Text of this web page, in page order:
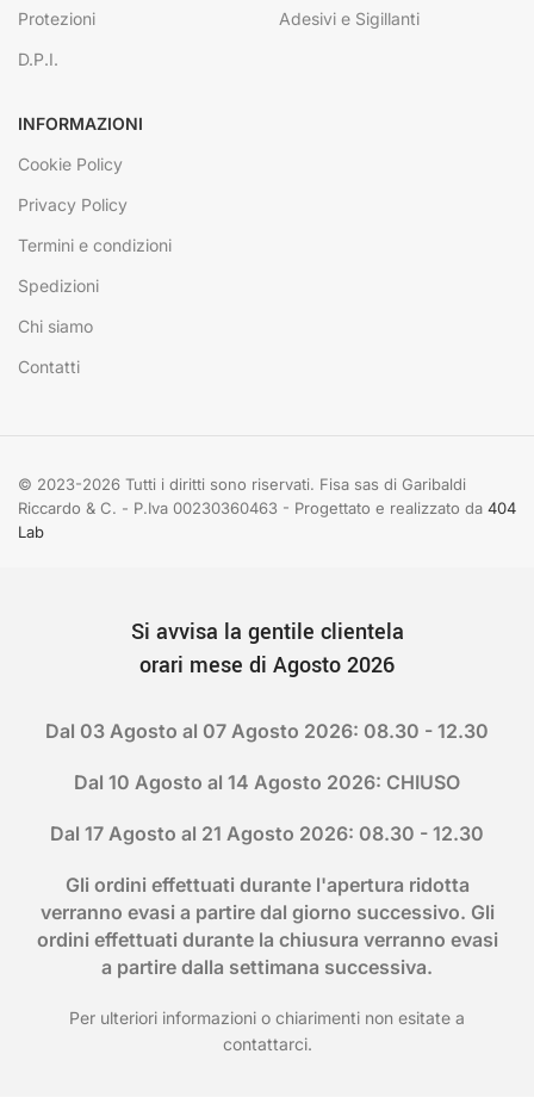
Protezioni
D.P.I.
Adesivi e Sigillanti
INFORMAZIONI
Cookie Policy
Privacy Policy
Termini e condizioni
Spedizioni
Chi siamo
Contatti
© 2023-2026 Tutti i diritti sono riservati. Fisa sas di Garibaldi
Riccardo & C. - P.Iva 00230360463 - Progettato e realizzato da 404
Lab
Si avvisa la gentile clientela
orari mese di Agosto 2026
Dal 03 Agosto al 07 Agosto 2026: 08.30 - 12.30
Dal 10 Agosto al 14 Agosto 2026: CHIUSO
Dal 17 Agosto al 21 Agosto 2026: 08.30 - 12.30
Gli ordini effettuati durante l'apertura ridotta
verranno evasi a partire dal giorno successivo. Gli
ordini effettuati durante la chiusura verranno evasi
a partire dalla settimana successiva.
Per ulteriori informazioni o chiarimenti non esitate a
contattarci.